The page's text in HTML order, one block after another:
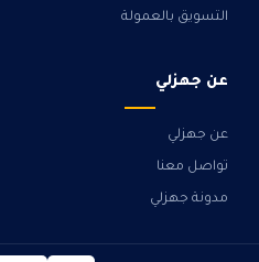
التسويق بالعمولة
عن جهزلي
عن جهزلي
تواصل معنا
مدونة جهزلي